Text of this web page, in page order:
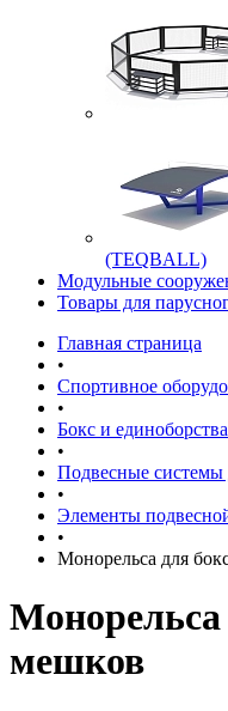
(TEQBALL)
Модульные
Товары для
Главная страница
•
Спортивное
•
Бокс и единоборства
•
Подвесные системы
•
Элементы
•
Монорельса для
Монорельса
мешков